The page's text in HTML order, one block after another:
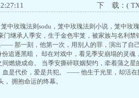
下 载：(
中玫瑰法则sodu，笼中玫瑰法则小说，笼中玫
继承人季安，生于金色牢笼，被家族与名利禁
那一刻，他第一次，用别人的罪，演出了自
份追逐黑暗， 却在对戏中，看见季安崩塌的灵
间燃烧成命。 当季安撕碎联姻契约，牵着蒲之
血是代价，爱是共犯。 —— 他生于光里，却活
拥抱命运的终幕。